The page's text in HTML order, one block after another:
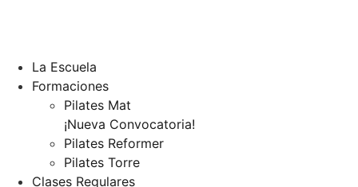
La Escuela
Formaciones
Pilates Mat
¡Nueva Convocatoria!
Pilates Reformer
Pilates Torre
Clases Regulares